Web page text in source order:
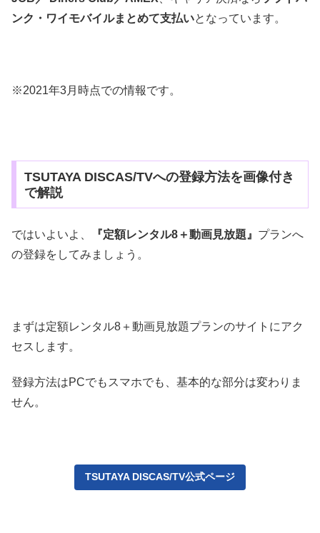
ンク・ワイモバイルまとめて支払いとなっています。
※2021年3月時点での情報です。
TSUTAYA DISCAS/TVへの登録方法を画像付き
で解説
ではいよいよ、 『定額レンタル8＋動画見放題』 プランへ
の登録をしてみましょう。
まずは定額レンタル8＋動画見放題プランのサイトにアク
セスします。
登録方法はPCでもスマホでも、基本的な部分は変わりま
せん。
TSUTAYA DISCAS/TV公式ページ